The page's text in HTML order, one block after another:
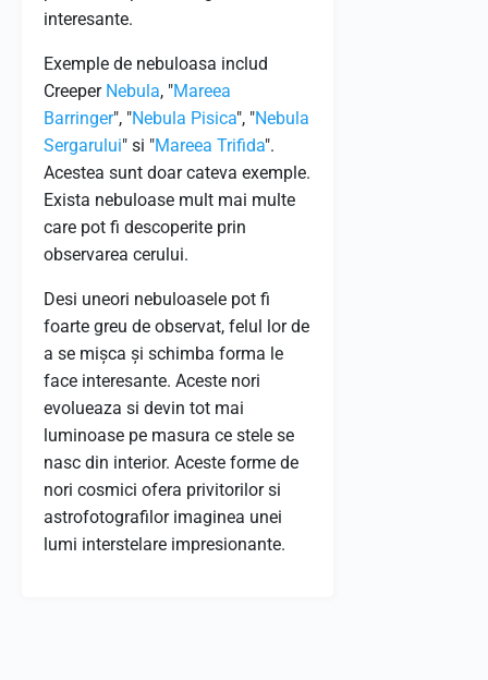
interesante.
Exemple de nebuloasa includ
Creeper Nebula, "Mareea
Barringer", "Nebula Pisica", "Nebula
Sergarului" si "Mareea Trifida".
Acestea sunt doar cateva exemple.
Exista nebuloase mult mai multe
care pot fi descoperite prin
observarea cerului.
Desi uneori nebuloasele pot fi
foarte greu de observat, felul lor de
a se mișca și schimba forma le
face interesante. Aceste nori
evolueaza si devin tot mai
luminoase pe masura ce stele se
nasc din interior. Aceste forme de
nori cosmici ofera privitorilor si
astrofotografilor imaginea unei
lumi interstelare impresionante.